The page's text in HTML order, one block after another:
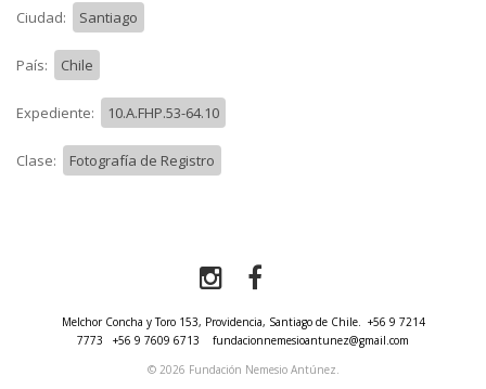
Ciudad: Santiago
País: Chile
Expediente: 10.A.FHP.53-64.10
Clase: Fotografía de Registro
Melchor Concha y Toro 153, Providencia, Santiago de Chile. +56 9 7214
7773
+56 9 7609 6713
fundacionnemesioantunez@gmail.com
© 2026 Fundación Nemesio Antúnez.